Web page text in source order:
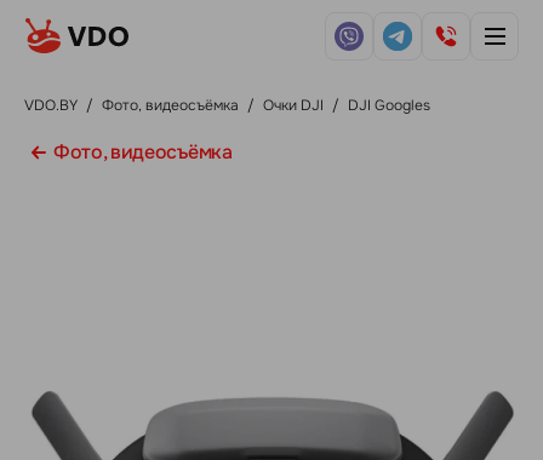
VDO.BY / Фото, видеосъёмка / Очки DJI / DJI Googles
Фото, видеосъёмка